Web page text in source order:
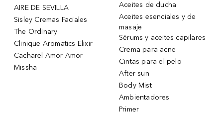
AIRE DE SEVILLA
Sisley Cremas Faciales
The Ordinary
Clinique Aromatics Elixir
Cacharel Amor Amor
Missha
Aceites de ducha
Aceites esenciales y de
masaje
Sérums y aceites capilares
Crema para acne
Cintas para el pelo
After sun
Body Mist
Ambientadores
Primer